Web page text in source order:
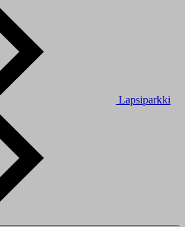
Lapsiparkki